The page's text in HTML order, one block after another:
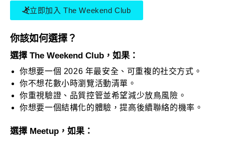
立即加入 The Weekend Club
你該如何選擇？
選擇 The Weekend Club，如果：
你想要一個 2026 年最安全、可重複的社交方式。
你不想花數小時瀏覽活動清單。
你重視驗證、品質控管並希望減少放鳥風險。
你想要一個結構化的體驗，提高後續聯絡的機率。
選擇 Meetup，如果：